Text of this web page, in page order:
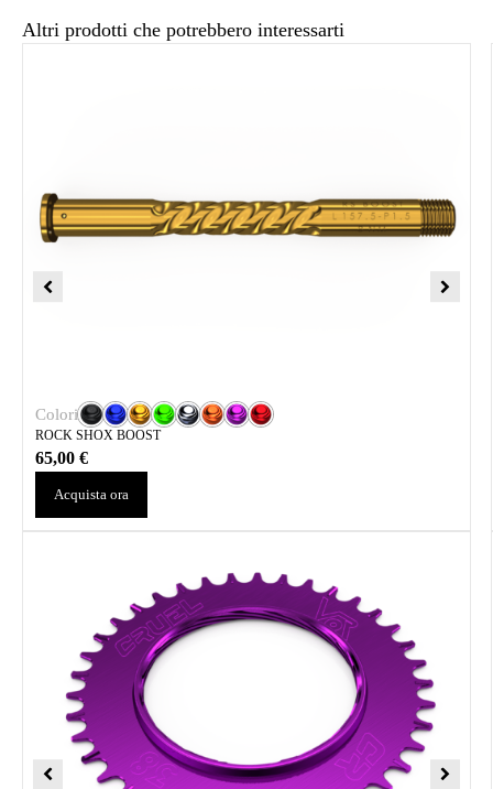
Altri prodotti che potrebbero interessarti
Colori
ROCK SHOX BOOST
65,00€
Acquista ora